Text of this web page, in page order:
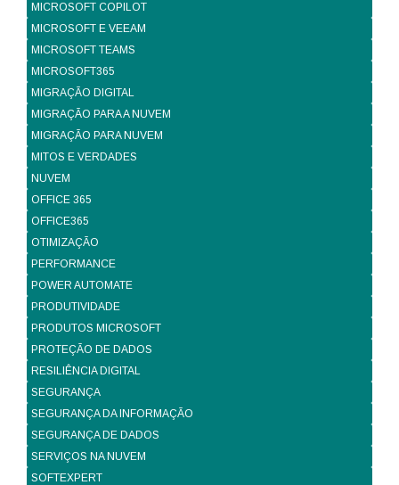
MICROSOFT COPILOT
MICROSOFT E VEEAM
MICROSOFT TEAMS
MICROSOFT365
MIGRAÇÃO DIGITAL
MIGRAÇÃO PARA A NUVEM
MIGRAÇÃO PARA NUVEM
MITOS E VERDADES
NUVEM
OFFICE 365
OFFICE365
OTIMIZAÇÃO
PERFORMANCE
POWER AUTOMATE
PRODUTIVIDADE
PRODUTOS MICROSOFT
PROTEÇÃO DE DADOS
RESILIÊNCIA DIGITAL
SEGURANÇA
SEGURANÇA DA INFORMAÇÃO
SEGURANÇA DE DADOS
SERVIÇOS NA NUVEM
SOFTEXPERT